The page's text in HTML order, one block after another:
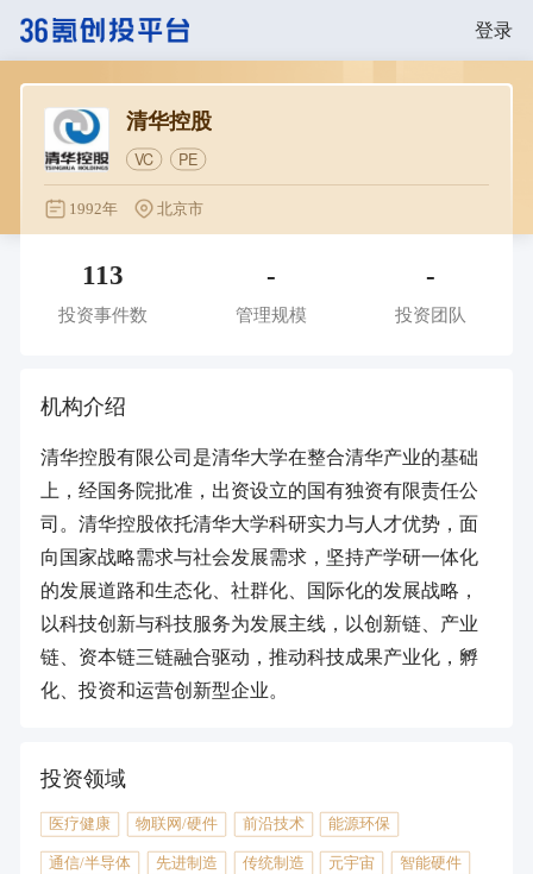
登录
清华控股
VC PE
1992年 北京市
113
投资事件数
-
管理规模
-
投资团队
机构介绍
清华控股有限公司是清华大学在整合清华产业的基础
上，经国务院批准，出资设立的国有独资有限责任公
司。清华控股依托清华大学科研实力与人才优势，面
向国家战略需求与社会发展需求，坚持产学研一体化
的发展道路和生态化、社群化、国际化的发展战略，
以科技创新与科技服务为发展主线，以创新链、产业
链、资本链三链融合驱动，推动科技成果产业化，孵
化、投资和运营创新型企业。
投资领域
医疗健康 物联网/硬件 前沿技术 能源环保
通信/半导体 先进制造 传统制造 元宇宙 智能硬件